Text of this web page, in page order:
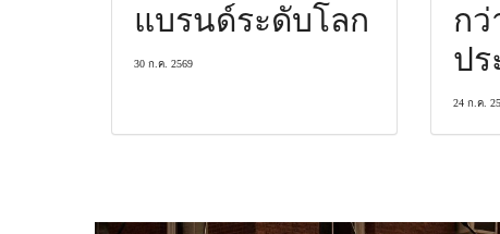
แบรนด์ระดับโลก
30 ก.ค. 2569
กว่
ปร
24 ก.ค.